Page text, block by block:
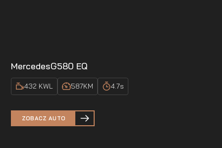
MercedesG580 EQ
432 KWL 587KM 4.7s
ZOBACZ AUTO